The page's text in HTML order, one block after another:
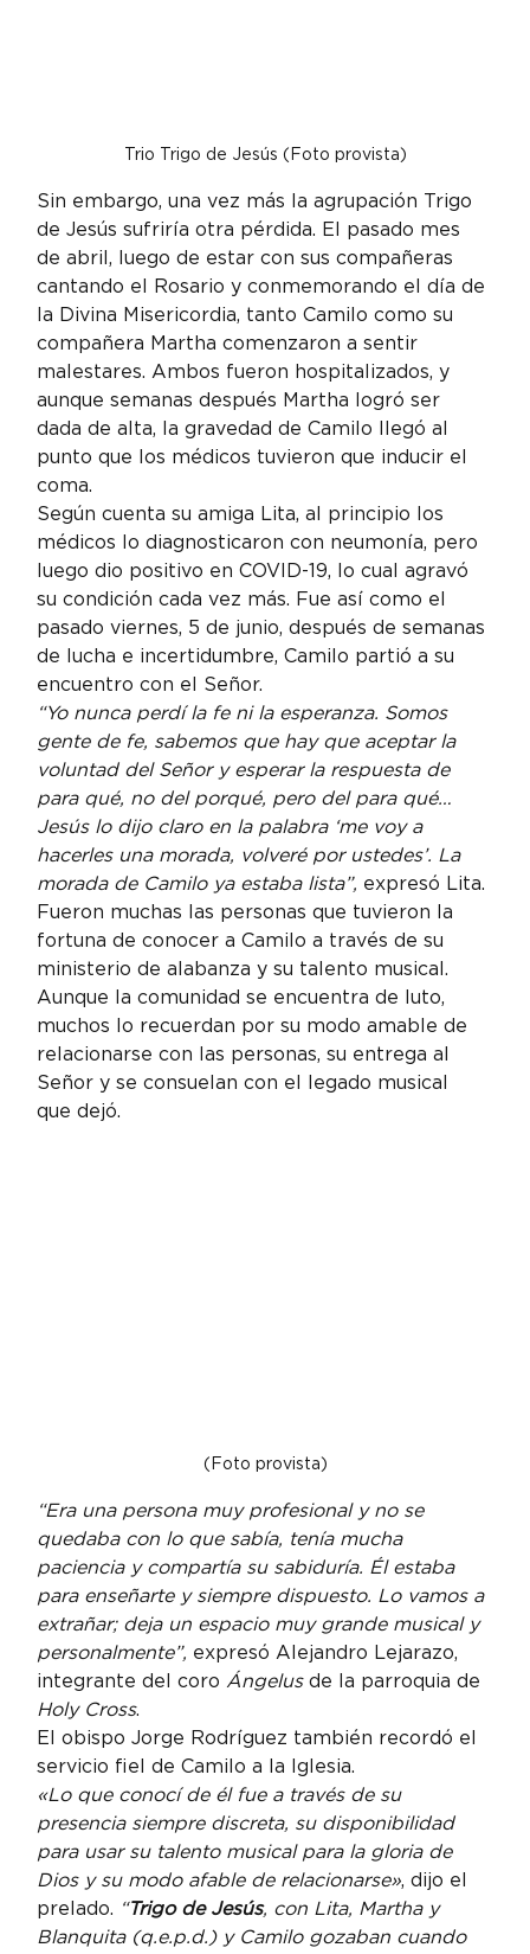
Trio Trigo de Jesús (Foto provista)
Sin embargo, una vez más la agrupación Trigo
de Jesús sufriría otra pérdida. El pasado mes
de abril, luego de estar con sus compañeras
cantando el Rosario y conmemorando el día de
la Divina Misericordia, tanto Camilo como su
compañera Martha comenzaron a sentir
malestares. Ambos fueron hospitalizados, y
aunque semanas después Martha logró ser
dada de alta, la gravedad de Camilo llegó al
punto que los médicos tuvieron que inducir el
coma.
Según cuenta su amiga Lita, al principio los
médicos lo diagnosticaron con neumonía, pero
luego dio positivo en COVID-19, lo cual agravó
su condición cada vez más. Fue así como el
pasado viernes, 5 de junio, después de semanas
de lucha e incertidumbre, Camilo partió a su
encuentro con el Señor.
“Yo nunca perdí la fe ni la esperanza. Somos
gente de fe, sabemos que hay que aceptar la
voluntad del Señor y esperar la respuesta de
para qué, no del porqué, pero del para qué…
Jesús lo dijo claro en la palabra ‘me voy a
hacerles una morada, volveré por ustedes’. La
morada de Camilo ya estaba lista”, expresó Lita.
Fueron muchas las personas que tuvieron la
fortuna de conocer a Camilo a través de su
ministerio de alabanza y su talento musical.
Aunque la comunidad se encuentra de luto,
muchos lo recuerdan por su modo amable de
relacionarse con las personas, su entrega al
Señor y se consuelan con el legado musical
que dejó.
(Foto provista)
“Era una persona muy profesional y no se
quedaba con lo que sabía, tenía mucha
paciencia y compartía su sabiduría. Él estaba
para enseñarte y siempre dispuesto. Lo vamos a
extrañar; deja un espacio muy grande musical y
personalmente”, expresó Alejandro Lejarazo,
integrante del coro Ángelus de la parroquia de
Holy Cross.
El obispo Jorge Rodríguez también recordó el
servicio fiel de Camilo a la Iglesia.
«Lo que conocí de él fue a través de su
presencia siempre discreta, su disponibilidad
para usar su talento musical para la gloria de
Dios y su modo afable de relacionarse», dijo el
prelado. “Trigo de Jesús, con Lita, Martha y
Blanquita (q.e.p.d.) y Camilo gozaban cuando